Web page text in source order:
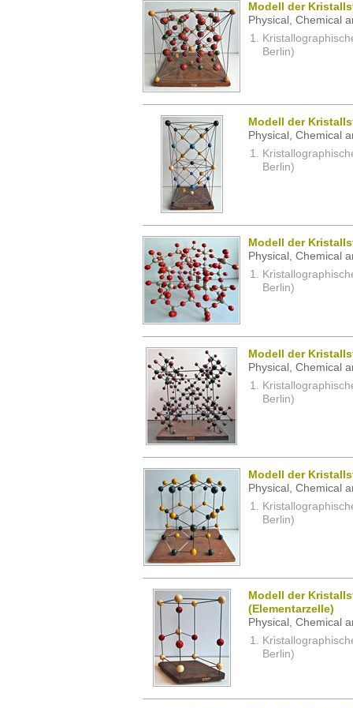
Modell der
Physical, Chemical
Berlin)
Modell der
Physical, Chemical
Berlin)
Modell der
Physical, Chemical
Berlin)
Modell der
Physical, Chemical
Berlin)
Modell der
Physical, Chemical
Berlin)
Modell der
(Elementarzelle)
Physical, Chemical
Berlin)